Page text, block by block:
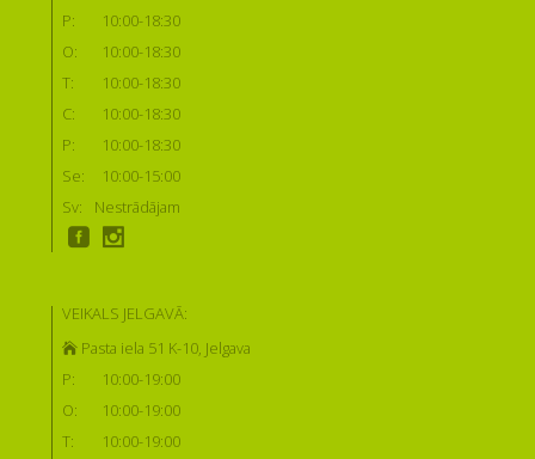
P:
10:00-18:30
O:
10:00-18:30
T:
10:00-18:30
C:
10:00-18:30
P:
10:00-18:30
Se:
10:00-15:00
Sv:
Nestrādājam
VEIKALS JELGAVĀ:
Pasta iela 51 K-10, Jelgava
P:
10:00-19:00
O:
10:00-19:00
T:
10:00-19:00